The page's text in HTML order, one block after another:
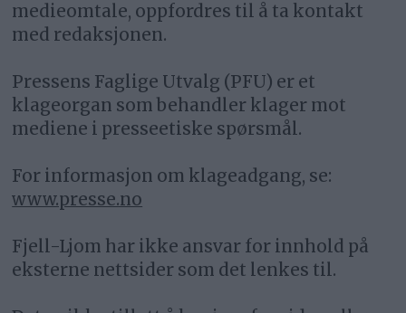
medieomtale, oppfordres til å ta kontakt
med redaksjonen.
Pressens Faglige Utvalg (PFU) er et
klageorgan som behandler klager mot
mediene i presseetiske spørsmål.
For informasjon om klageadgang, se:
www.presse.no
Fjell-Ljom har ikke ansvar for innhold på
eksterne nettsider som det lenkes til.